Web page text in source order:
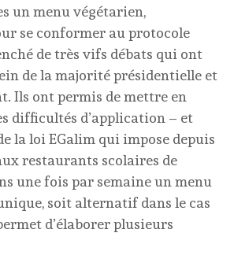
un menu végétarien,
se conformer au protocole
de très vifs débats qui ont
de la majorité présidentielle et
Ils ont permis de mettre en
difficultés d’application – et
la loi EGalim qui impose depuis
restaurants scolaires de
une fois par semaine un menu
soit alternatif dans le cas
d’élaborer plusieurs